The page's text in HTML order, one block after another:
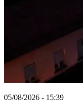
05/08/2026 - 15:39